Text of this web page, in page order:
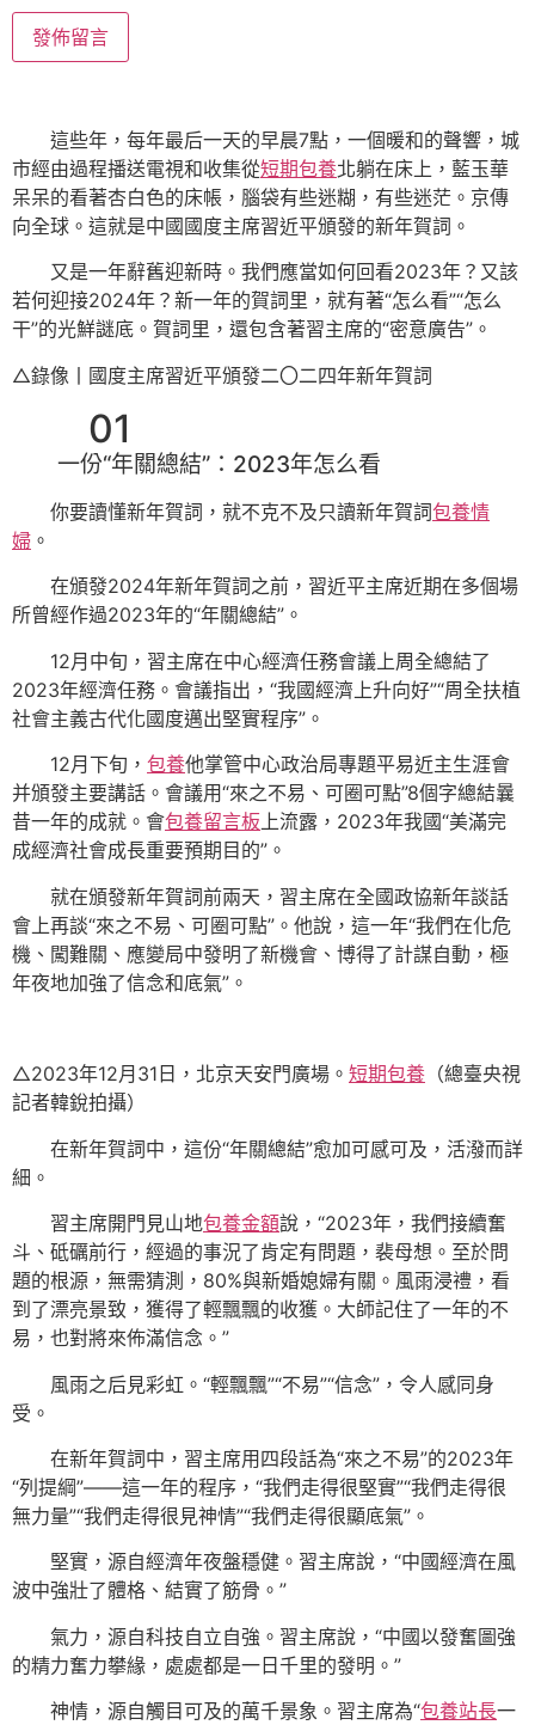
這些年，每年最后一天的早晨7點，一個暖和的聲響，城
市經由過程播送電視和收集從短期包養北躺在床上，藍玉華
呆呆的看著杏白色的床帳，腦袋有些迷糊，有些迷茫。京傳
向全球。這就是中國國度主席習近平頒發的新年賀詞。
又是一年辭舊迎新時。我們應當如何回看2023年？又該
若何迎接2024年？新一年的賀詞里，就有著“怎么看”“怎么
干”的光鮮謎底。賀詞里，還包含著習主席的“密意廣告”。
△錄像丨國度主席習近平頒發二〇二四年新年賀詞
01
一份“年關總結”：2023年怎么看
你要讀懂新年賀詞，就不克不及只讀新年賀詞包養情
婦 。
在頒發2024年新年賀詞之前，習近平主席近期在多個場
所曾經作過2023年的“年關總結”。
12月中旬，習主席在中心經濟任務會議上周全總結了
2023年經濟任務。會議指出，“我國經濟上升向好”“周全扶植
社會主義古代化國度邁出堅實程序”。
12月下旬， 包養他掌管中心政治局專題平易近主生涯會
并頒發主要講話。會議用“來之不易、可圈可點”8個字總結曩
昔一年的成就。會包養留言板上流露，2023年我國“美滿完
成經濟社會成長重要預期目的”。
就在頒發新年賀詞前兩天，習主席在全國政協新年談話
會上再談“來之不易、可圈可點”。他說，這一年“我們在化危
機、闖難關、應變局中發明了新機會、博得了計謀自動，極
年夜地加強了信念和底氣”。
△2023年12月31日，北京天安門廣場。 短期包養 （總臺央視
記者韓銳拍攝）
在新年賀詞中，這份“年關總結”愈加可感可及，活潑而詳
細。
習主席開門見山地包養金額說，“2023年，我們接續奮
斗、砥礪前行，經過的事況了肯定有問題，裴母想。至於問
題的根源，無需猜測，80%與新婚媳婦有關。風雨浸禮，看
到了漂亮景致，獲得了輕飄飄的收獲。大師記住了一年的不
易，也對將來佈滿信念。”
風雨之后見彩虹。“輕飄飄”“不易”“信念”，令人感同身
受。
在新年賀詞中，習主席用四段話為“來之不易”的2023年
“列提綱”——這一年的程序，“我們走得很堅實”“我們走得很
無力量”“我們走得很見神情”“我們走得很顯底氣”。
堅實，源自經濟年夜盤穩健。習主席說，“中國經濟在風
波中強壯了體格、結實了筋骨。”
氣力，源自科技自立自強。習主席說，“中國以發奮圖強
的精力奮力攀緣，處處都是一日千里的發明。”
神情，源自觸目可及的萬千景象。習主席為“包養站長一